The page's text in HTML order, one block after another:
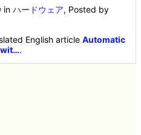
inハードウェア, Posted by
English articleAutomatic
wit….